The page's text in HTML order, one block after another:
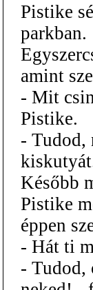
Pistike
parkban.
amint
- Mit
Pistike.
- Tudod,
Később
Pistike
éppen
- Hát ti
- Tudod,